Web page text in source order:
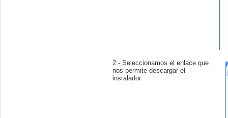
2.- Seleccionamos el enlace que
nos permite descargar el
instalador.